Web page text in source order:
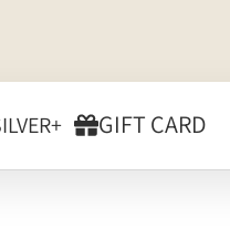
GIFT CARD
+SILVER